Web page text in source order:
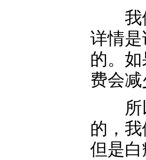
我们
详情
的。
费会
所以
的，
但是